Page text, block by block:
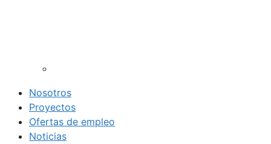
Nosotros
Proyectos
Ofertas de empleo
Noticias